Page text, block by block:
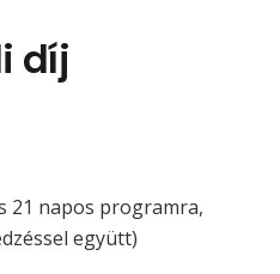
díj
21 napos programra,
együtt)